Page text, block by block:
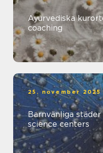
Ayurvediska
coaching
25. november 2025
Barnvänliga
science centers